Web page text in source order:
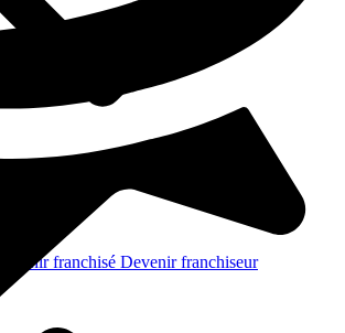
Devenir franchisé Devenir franchiseur